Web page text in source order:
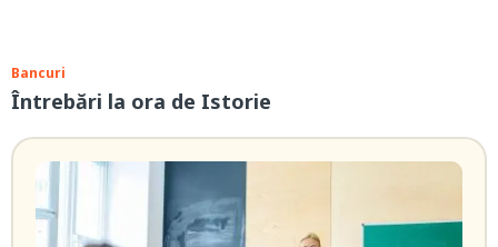
Bancuri
Întrebări la ora de Istorie